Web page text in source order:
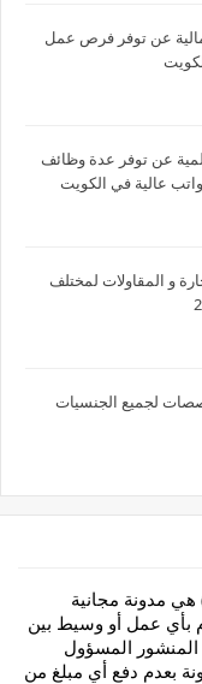
عن توفر فرص عمل
عن توفر عدة وظائف
عالية في الكويت
و المقاولات لمختلف
لجميع الجنسيات
مدونة مجانية
بأي عمل أو وسيط بين
المنشور المسؤول
بعدم دفع أي مبلغ من